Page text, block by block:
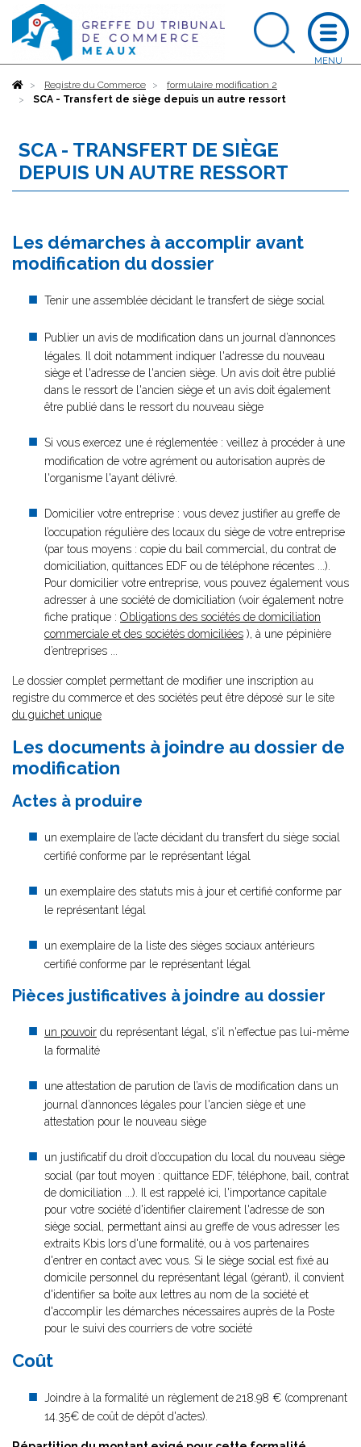
AccueilRegistre du Commerce
formulaire modification 2
SCA - Transfert de siège depuis un autre ressort
SCA - TRANSFERT DE SIÈGE
DEPUIS UN AUTRE RESSORT
Les démarches à accomplir avant
modification du dossier
Tenir une assemblée décidant le transfert de siège social
Publier un avis de modification dans un journal d’annonces
légales. Il doit notamment indiquer l'adresse du nouveau
siège et l'adresse de l'ancien siège. Un avis doit être publié
dans le ressort de l'ancien siège et un avis doit également
être publié dans le ressort du nouveau siège
Si vous exercez une é réglementée : veillez à procéder à une
modification de votre agrément ou autorisation auprès de
l'organisme l'ayant délivré.
Domicilier votre entreprise : vous devez justifier au greffe de
l’occupation régulière des locaux du siège de votre entreprise
(par tous moyens : copie du bail commercial, du contrat de
domiciliation, quittances EDF ou de téléphone récentes ...).
Pour domicilier votre entreprise, vous pouvez également vous
adresser à une société de domiciliation (voir également notre
fiche pratique : Obligations des sociétés de domiciliation
commerciale et des sociétés domiciliées ), à une pépinière
d’entreprises ...
Le dossier complet permettant de modifier une inscription au
registre du commerce et des sociétés peut être déposé sur le site
du guichet unique
Les documents à joindre au dossier de
modification
Actes à produire
un exemplaire de l’acte décidant du transfert du siège social
certifié conforme par le représentant légal
un exemplaire des statuts mis à jour et certifié conforme par
le représentant légal
un exemplaire de la liste des sièges sociaux antérieurs
certifié conforme par le représentant légal
Pièces justificatives à joindre au dossier
un pouvoir du représentant légal, s'il n'effectue pas lui-même
la formalité
une attestation de parution de l’avis de modification dans un
journal d’annonces légales pour l'ancien siège et une
attestation pour le nouveau siège
un justificatif du droit d’occupation du local du nouveau siège
social (par tout moyen : quittance EDF, téléphone, bail, contrat
de domiciliation ...). Il est rappelé ici, l'importance capitale
pour votre société d'identifier clairement l'adresse de son
siège social, permettant ainsi au greffe de vous adresser les
extraits Kbis lors d'une formalité, ou à vos partenaires
d'entrer en contact avec vous. Si le siège social est fixé au
domicile personnel du représentant légal (gérant), il convient
d'identifier sa boîte aux lettres au nom de la société et
d'accomplir les démarches nécessaires auprès de la Poste
pour le suivi des courriers de votre société
Coût
Joindre à la formalité un règlement de218.98 € (comprenant
14.35€ de coût de dépôt d'actes).